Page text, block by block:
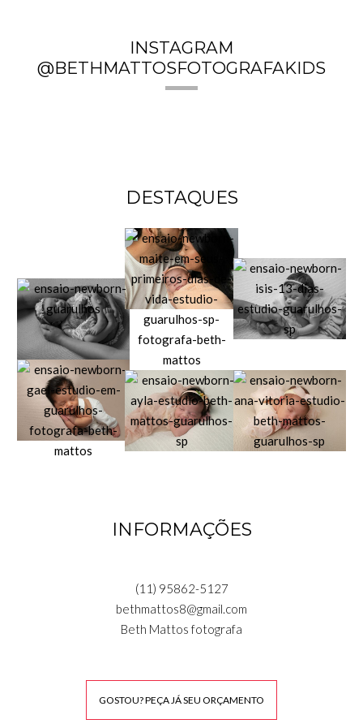
INSTAGRAM
@BETHMATTOSFOTOGRAFAKIDS
DESTAQUES
INFORMAÇÕES
(11) 95862-5127
bethmattos8@gmail.com
Beth Mattos fotografa
GOSTOU? PEÇA JÁ SEU ORÇAMENTO